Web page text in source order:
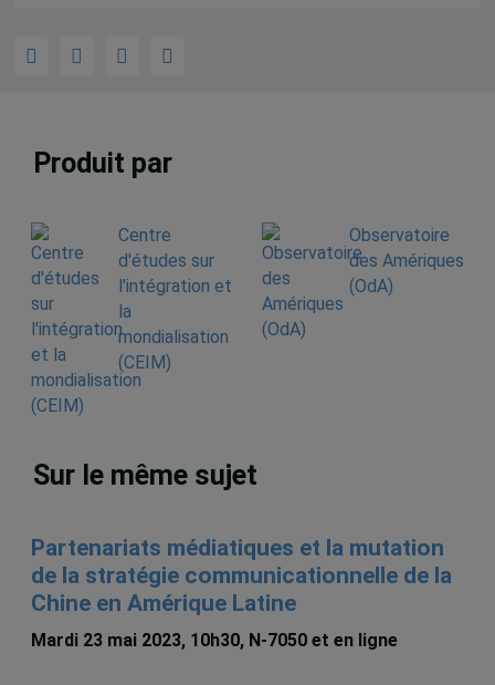
Produit par
Centre
d'études sur
l'intégration et
la
mondialisation
(CEIM)
Observatoire
des Amériques
(OdA)
Sur le même sujet
Partenariats médiatiques et la mutation
de la stratégie communicationnelle de la
Chine en Amérique Latine
Mardi 23 mai 2023, 10h30, N-7050 et en ligne